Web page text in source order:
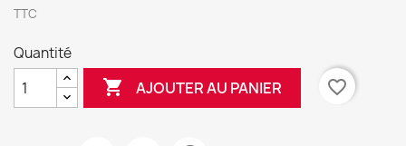
TTC
Quantité
 AJOUTER AU PANIER favorite_border